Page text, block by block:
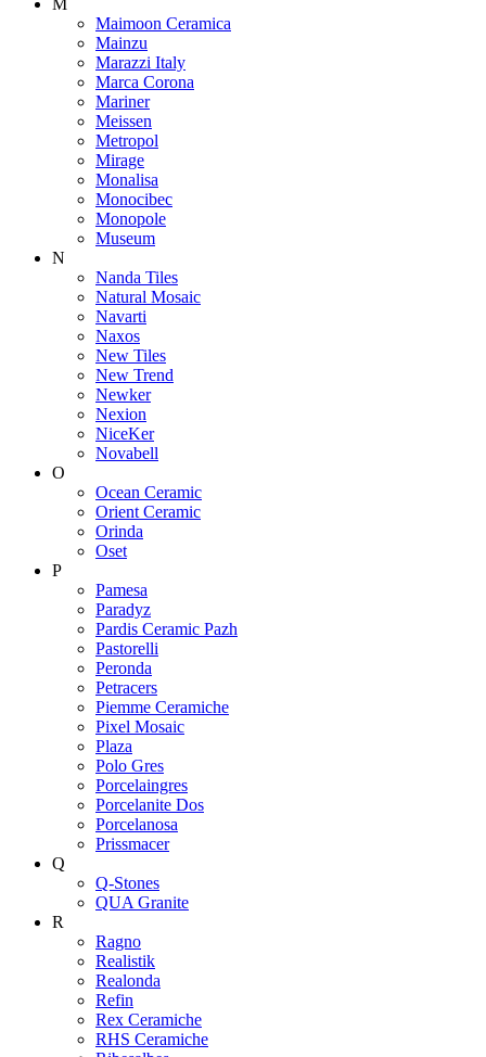
Maimoon Ceramica
Mainzu
Marazzi Italy
Marca Corona
Mariner
Meissen
Metropol
Mirage
Monalisa
Monocibec
Monopole
Museum
N
Nanda Tiles
Natural Mosaic
Navarti
Naxos
New Tiles
New Trend
Newker
Nexion
NiceKer
Novabell
O
Ocean Ceramic
Orient Ceramic
Orinda
Oset
P
Pamesa
Paradyz
Pardis Ceramic Pazh
Pastorelli
Peronda
Petracers
Piemme Ceramiche
Pixel Mosaic
Plaza
Polo Gres
Porcelaingres
Porcelanite Dos
Porcelanosa
Prissmacer
Q
Q-Stones
QUA Granite
R
Ragno
Realistik
Realonda
Refin
Rex Ceramiche
RHS Ceramiche